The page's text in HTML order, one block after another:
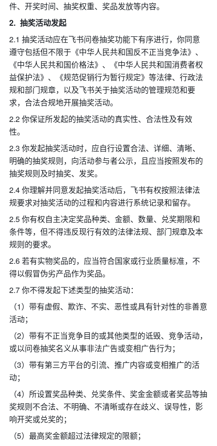
件、开奖时间、抽奖权重、奖品发放等内容。
抽奖活动发起
2.1 抽奖活动应在飞书问卷抽奖功能下有序进行，你同意
遵守包括但不限于《中华人民共和国反不正当竞争法》、
《中华人民共和国价格法》、《中华人民共和国消费者权
益保护法》、《规范促销行为暂行规定》等法律、行政法
规和部门规章，以及飞书关于抽奖活动的管理规范和要
求，合法合规地开展抽奖活动。
2.2 你保证所发起的抽奖活动的真实性、合法性及有效
性。
2.3 你发起抽奖活动时，应自行设置合法、详细、清晰、
明确的抽奖规则，向活动参与者公示，且应当按照发布的
抽奖规则及时抽奖、发奖。
2.4 你理解并同意发起抽奖活动后，飞书有权按照法律法
规要求对抽奖活动的过程和内容进行系统记录和留存。
2.5 你有权自主决定奖品种类、金额、数量、兑奖期限和
条件等，但不得违反现行有效的法律法规、部门规章及本
规则的要求。
2.6 若有实物奖品的，应当符合国家或行业质量标准，不
得以假冒伪劣产品作为奖品。
2.7 你不得发起下述类型的抽奖活动：
（1）带有虚假、欺诈、不实、恶性或具有针对性的非善意
活动；
（2）带有不正当竞争目的或其他类型的诋毁、竞争活动，
或以问卷抽奖名义从事非法广告或变相广告行为；
（3）带有第三方平台的引流、推广内容或变相推广的活
动；
（4）所设置奖品种类、兑奖条件、奖金金额或者奖品等抽
奖规则不合法、不明确、不清晰或存在歧义、误导性，影
响开奖或兑奖的；
（5）最高奖金额超过法律规定的限额；